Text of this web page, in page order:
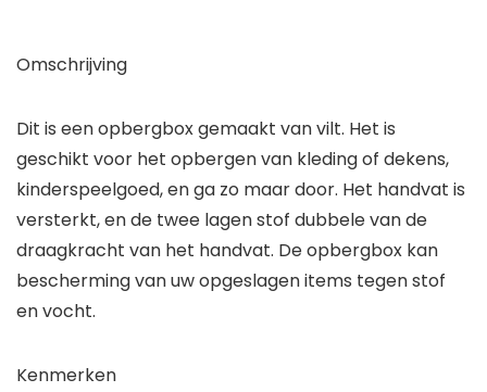
Omschrijving
Dit is een opbergbox gemaakt van vilt. Het is
geschikt voor het opbergen van kleding of dekens,
kinderspeelgoed, en ga zo maar door. Het handvat is
versterkt, en de twee lagen stof dubbele van de
draagkracht van het handvat. De opbergbox kan
bescherming van uw opgeslagen items tegen stof
en vocht.
Kenmerken